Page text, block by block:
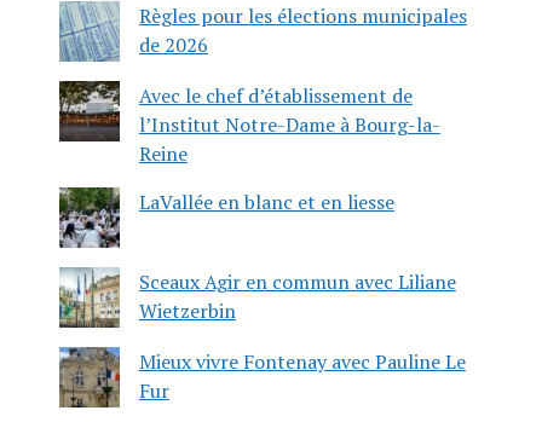
Règles pour les élections municipales
de 2026
Avec le chef d’établissement de
l’Institut Notre-Dame à Bourg-la-
Reine
LaVallée en blanc et en liesse
Sceaux Agir en commun avec Liliane
Wietzerbin
Mieux vivre Fontenay avec Pauline Le
Fur